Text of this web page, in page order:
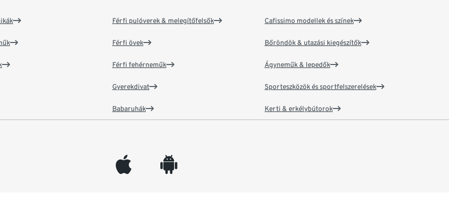
Férfi pulóverek & melegítőfelsők
Férfi övek
Férfi fehérneműk
Gyerekdivat
Babaruhák
Cafissimo modellek és színek
Bőröndök & utazási kiegészítők
Ágyneműk & lepedők
Sporteszközök és sportfelszerelések
Kerti & erkélybútorok
appleinc android